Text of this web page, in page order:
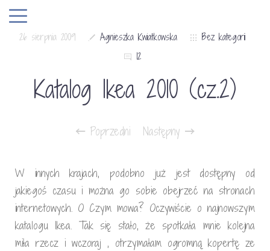
26 sierpnia 2009 Agnieszka Kwiatkowska
Bez kategorii
12
Katalog Ikea 2010 (cz.2)
Poprzedni Następny
W innych krajach, podobno już jest dostępny od
jakiegoś czasu i można go sobie obejrzeć na stronach
internetowych. O Czym mowa? Oczywiście o najnowszym
katalogu Ikea. Tak się stało, że spotkała mnie kolejna
miła rzecz i wczoraj , otrzymałam ogromną kopertę ze